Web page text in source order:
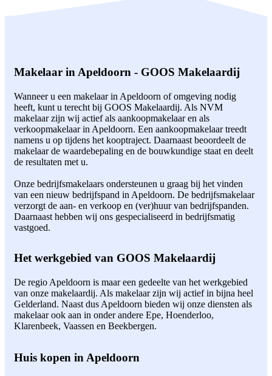
Makelaar in Apeldoorn - GOOS Makelaardij
Wanneer u een makelaar in Apeldoorn of omgeving nodig
heeft, kunt u terecht bij GOOS Makelaardij. Als NVM
makelaar zijn wij actief als aankoopmakelaar en als
verkoopmakelaar in Apeldoorn. Een aankoopmakelaar treedt
namens u op tijdens het kooptraject. Daarnaast beoordeelt de
makelaar de waardebepaling en de bouwkundige staat en deelt
de resultaten met u.
Onze bedrijfsmakelaars ondersteunen u graag bij het vinden
van een nieuw bedrijfspand in Apeldoorn. De bedrijfsmakelaar
verzorgt de aan- en verkoop en (ver)huur van bedrijfspanden.
Daarnaast hebben wij ons gespecialiseerd in bedrijfsmatig
vastgoed.
Het werkgebied van GOOS Makelaardij
De regio Apeldoorn is maar een gedeelte van het werkgebied
van onze makelaardij. Als makelaar zijn wij actief in bijna heel
Gelderland. Naast dus Apeldoorn bieden wij onze diensten als
makelaar ook aan in onder andere Epe, Hoenderloo,
Klarenbeek, Vaassen en Beekbergen.
Huis kopen in Apeldoorn